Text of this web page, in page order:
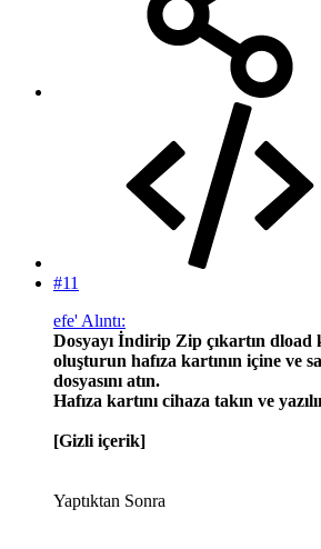
#11
efe' Alıntı:
Dosyayı İndirip Zip çıkartın dload
oluşturun hafıza kartının içine ve
dosyasını atın.
Hafıza kartını cihaza takın ve
[Gizli içerik]
Yaptıktan Sonra